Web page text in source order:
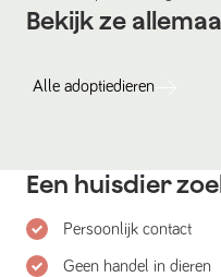
Bekijk ze
Alle adoptiedieren
Een huisdier
Persoonlijk contact
Geen handel in dieren